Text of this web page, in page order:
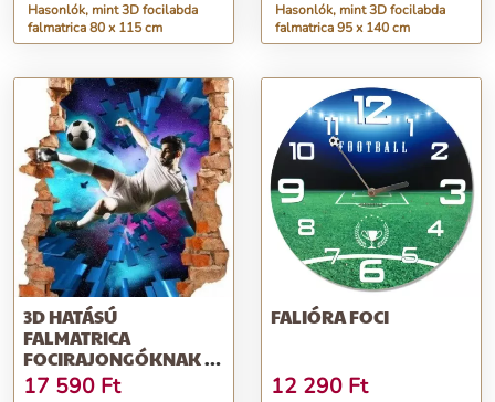
Hasonlók, mint 3D focilabda
falmatrica 80 x 115 cm
Hasonlók, mint 3D focilabda
falmatrica 95 x 140 cm
3D HATÁSÚ
FALMATRICA
FOCIRAJONGÓKNAK 95
X 150 CM
17 590 Ft
FALIÓRA FOCI
12 290 Ft